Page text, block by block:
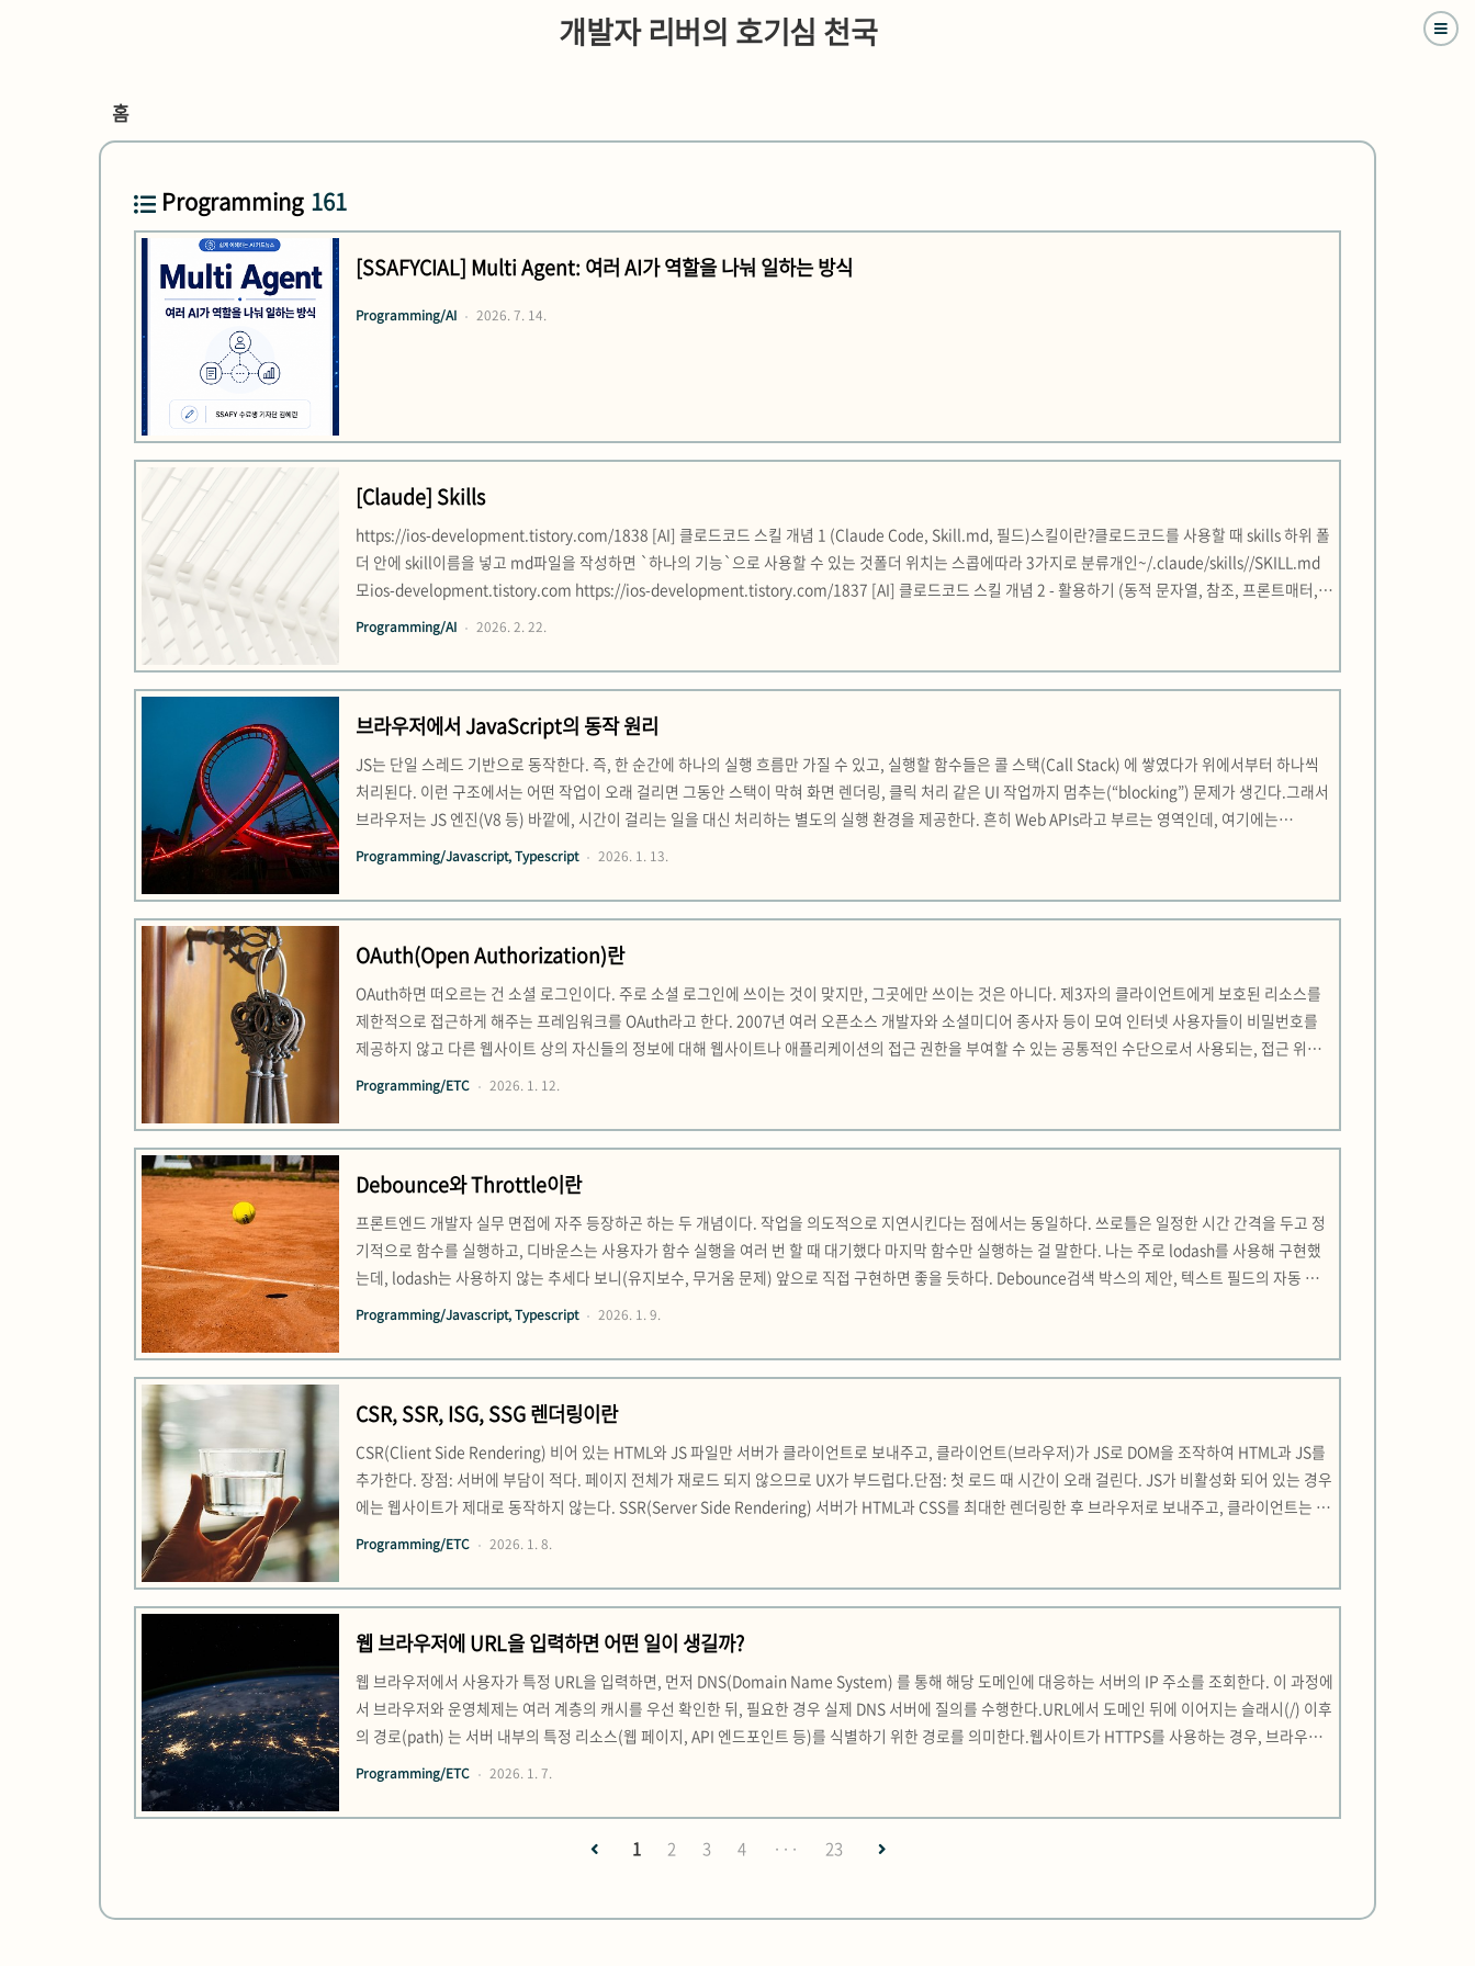
개발자 리버의 호기심 천국
홈
Programming 161
[SSAFYCIAL] Multi Agent: 여러 AI가 역할을 나눠 일하는 방식
Programming/AI 2026. 7. 14.
[Claude] Skills
https://ios-development.tistory.com/1838 [AI] 클로드코드 스킬 개념 1 (Claude Code, Skill.md, 필드)스킬이란?클로드코드를 사용할 때 skills 하위 폴
더 안에 skill이름을 넣고 md파일을 작성하면 `하나의 기능`으로 사용할 수 있는 것폴더 위치는 스콥에따라 3가지로 분류개인~/.claude/skills//SKILL.md
모ios-development.tistory.com https://ios-development.tistory.com/1837 [AI] 클로드코드 스킬 개념 2 - 활용하기 (동적 문자열, 참조, 프론트매터,
자동화 패턴)동적 문자열 사용 방법 (Variables)기술 콘텐츠 내에 동적 값을 주입하여 유연한 대응 가능$ARGUMEN..
Programming/AI 2026. 2. 22.
브라우저에서 JavaScript의 동작 원리
JS는 단일 스레드 기반으로 동작한다. 즉, 한 순간에 하나의 실행 흐름만 가질 수 있고, 실행할 함수들은 콜 스택(Call Stack) 에 쌓였다가 위에서부터 하나씩
처리된다. 이런 구조에서는 어떤 작업이 오래 걸리면 그동안 스택이 막혀 화면 렌더링, 클릭 처리 같은 UI 작업까지 멈추는(“blocking”) 문제가 생긴다.그래서
브라우저는 JS 엔진(V8 등) 바깥에, 시간이 걸리는 일을 대신 처리하는 별도의 실행 환경을 제공한다. 흔히 Web APIs라고 부르는 영역인데, 여기에는
setTimeout 같은 타이머, 네트워크 요청(fetch/XHR), DOM 이벤트 감지(click/scroll), 파일/스토리지 접근 등이 포함된다. 핵심은, JS 엔진이 직접 오래 걸
Programming/Javascript, Typescript 2026. 1. 13.
OAuth(Open Authorization)란
OAuth하면 떠오르는 건 소셜 로그인이다. 주로 소셜 로그인에 쓰이는 것이 맞지만, 그곳에만 쓰이는 것은 아니다. 제3자의 클라이언트에게 보호된 리소스를
제한적으로 접근하게 해주는 프레임워크를 OAuth라고 한다. 2007년 여러 오픈소스 개발자와 소셜미디어 종사자 등이 모여 인터넷 사용자들이 비밀번호를
제공하지 않고 다른 웹사이트 상의 자신들의 정보에 대해 웹사이트나 애플리케이션의 접근 권한을 부여할 수 있는 공통적인 수단으로서 사용되는, 접근 위임
을 위한 개방형 표준의 필요성을 논의하다 개발했다고 한다. 이후 구글 등이 후원하면서 공식 프로토콜로 발전할 수 있었다. OAuth 1.0에는 모바일 미지원, 보
Programming/ETC 2026. 1. 12.
Debounce와 Throttle이란
프론트엔드 개발자 실무 면접에 자주 등장하곤 하는 두 개념이다. 작업을 의도적으로 지연시킨다는 점에서는 동일하다. 쓰로틀은 일정한 시간 간격을 두고 정
기적으로 함수를 실행하고, 디바운스는 사용자가 함수 실행을 여러 번 할 때 대기했다 마지막 함수만 실행하는 걸 말한다. 나는 주로 lodash를 사용해 구현했
는데, lodash는 사용하지 않는 추세다 보니(유지보수, 무거움 문제) 앞으로 직접 구현하면 좋을 듯하다. Debounce검색 박스의 제안, 텍스트 필드의 자동 저
장, 버튼의 더블 클릭의 제거가 모두 debounce를 이용하는 사례다. function debounce(callback, delay) { let timer; return function () {
Programming/Javascript, Typescript 2026. 1. 9.
CSR, SSR, ISG, SSG 렌더링이란
CSR(Client Side Rendering) 비어 있는 HTML와 JS 파일만 서버가 클라이언트로 보내주고, 클라이언트(브라우저)가 JS로 DOM을 조작하여 HTML과 JS를
추가한다. 장점: 서버에 부담이 적다. 페이지 전체가 재로드 되지 않으므로 UX가 부드럽다.단점: 첫 로드 때 시간이 오래 걸린다. JS가 비활성화 되어 있는 경우
에는 웹사이트가 제대로 동작하지 않는다. SSR(Server Side Rendering) 서버가 HTML과 CSS를 최대한 렌더링한 후 브라우저로 보내주고, 클라이언트는 필
요한 인터랙션 등의 JS 동작을 받은 HTML에 붙여 완성한다(hydration). 장점: 페이지 첫 로드가 빠르다. SEO 유리. JS 비활성화되어 있어도 보다 많은 콘텐
Programming/ETC 2026. 1. 8.
웹 브라우저에 URL을 입력하면 어떤 일이 생길까?
웹 브라우저에서 사용자가 특정 URL을 입력하면, 먼저 DNS(Domain Name System) 를 통해 해당 도메인에 대응하는 서버의 IP 주소를 조회한다. 이 과정에
서 브라우저와 운영체제는 여러 계층의 캐시를 우선 확인한 뒤, 필요한 경우 실제 DNS 서버에 질의를 수행한다.URL에서 도메인 뒤에 이어지는 슬래시(/) 이후
의 경로(path) 는 서버 내부의 특정 리소스(웹 페이지, API 엔드포인트 등)를 식별하기 위한 경로를 의미한다.웹사이트가 HTTPS를 사용하는 경우, 브라우저
와 서버는 TLS(Transport Layer Security) 프로토콜을 통해 통신을 시작하며, 이 과정에서 암호화에 필요한 키를 교환하고 이후의 데이터 전송을 안전하게
Programming/ETC 2026. 1. 7.
1 2 3 4 ··· 23